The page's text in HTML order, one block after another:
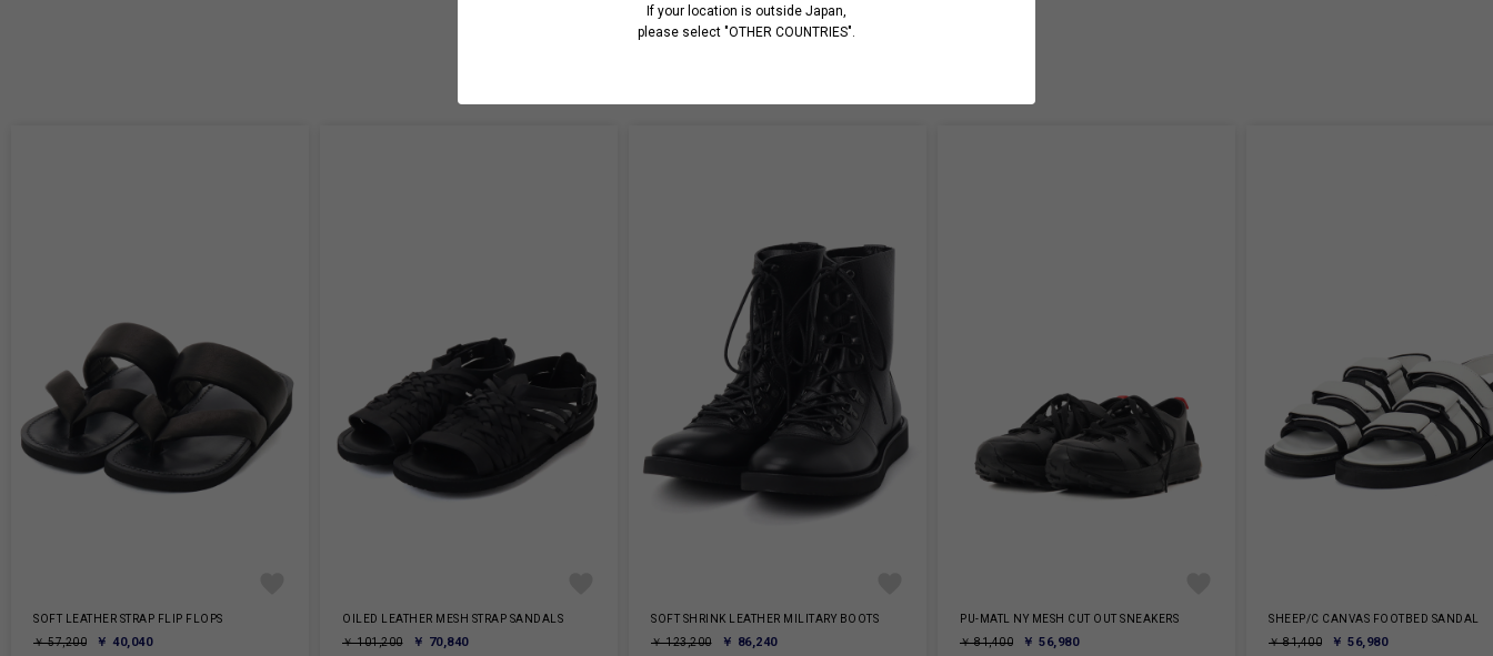
If your location is outside Japan,
please select "OTHER COUNTRIES".
SOFT LEATHER STRAP FLIP FLOPS
￥ 57,200
￥ 40,040
OILED LEATHER MESH STRAP SANDALS
￥ 101,200
￥ 70,840
SOFT SHRINK LEATHER MILITARY BOOTS
￥ 123,200
￥ 86,240
PU-MATL NY MESH CUT OUT SNEAKERS
￥ 81,400
￥ 56,980
SHEEP/C CANVAS FOOTBED SANDAL
￥ 81,400
￥ 56,980